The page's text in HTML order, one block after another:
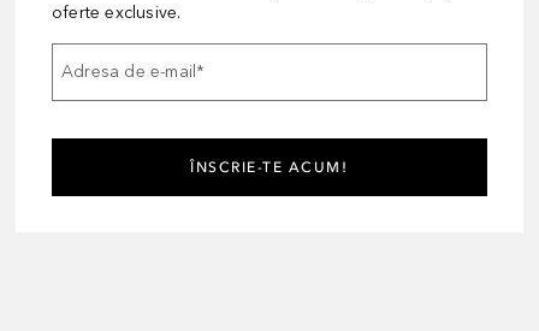
oferte exclusive.
Adresa de e-mail*
ÎNSCRIE-TE ACUM!